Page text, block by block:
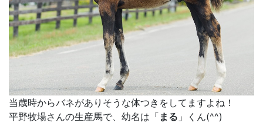
当歳時からバネがありそうな体つきをしてますよね！
平野牧場さんの生産馬で、幼名は「 まる 」くん(^^)